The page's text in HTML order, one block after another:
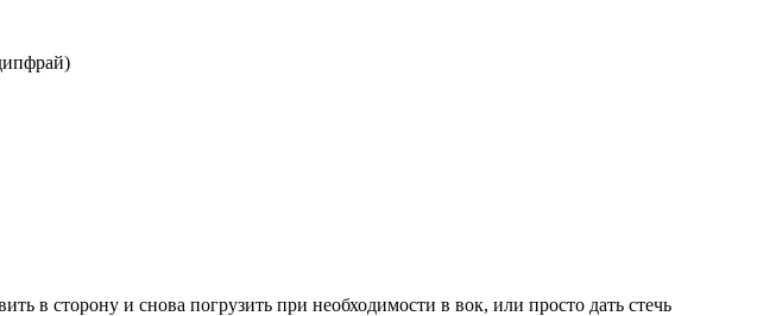
в сторону и снова погрузить при необходимости в вок, или просто дать стечь